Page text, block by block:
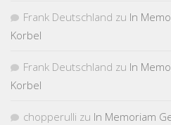
Frank Deutschland zu In
Korbel
Frank Deutschland zu In
Korbel
chopperulli zu In Memoriam